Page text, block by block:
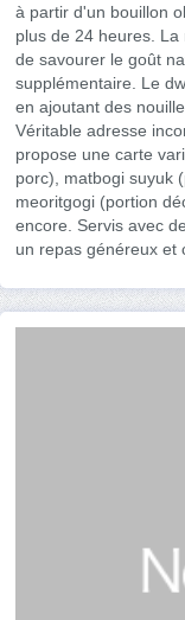
à partir d'un bouillon
plus de 24 heures.
de savourer le goût
supplémentaire. Le
en ajoutant des
Véritable adresse
propose une carte
porc), matbogi suyuk
meoritgogi (portion
encore. Servis avec
un repas généreux et